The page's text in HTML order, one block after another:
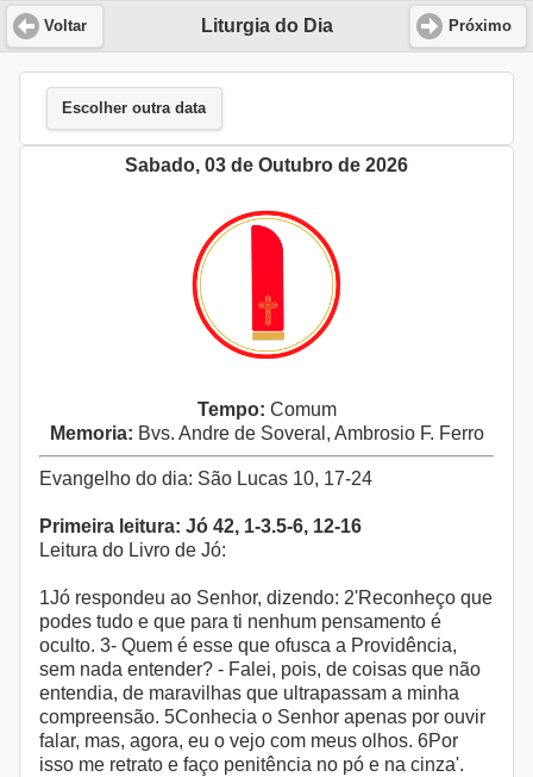
Liturgia do Dia
Voltar Próximo
Escolher outra data
Sabado, 03 de Outubro de 2026
Tempo: Comum
Memoria: Bvs. Andre de Soveral, Ambrosio F. Ferro
Evangelho do dia: São Lucas 10, 17-24
Primeira leitura: Jó 42, 1-3.5-6, 12-16
Leitura do Livro de Jó:
1Jó respondeu ao Senhor, dizendo: 2'Reconheço que
podes tudo e que para ti nenhum pensamento é
oculto. 3- Quem é esse que ofusca a Providência,
sem nada entender? - Falei, pois, de coisas que não
entendia, de maravilhas que ultrapassam a minha
compreensão. 5Conhecia o Senhor apenas por ouvir
falar, mas, agora, eu o vejo com meus olhos. 6Por
isso me retrato e faço penitência no pó e na cinza'.